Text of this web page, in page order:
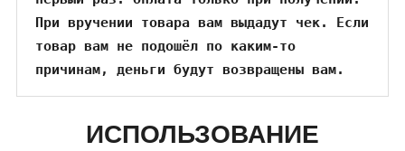
При вручении товара вам выдадут чек. Если
товар вам не подошёл по каким-то
причинам, деньги будут возвращены вам.
ИСПОЛЬЗОВАНИЕ